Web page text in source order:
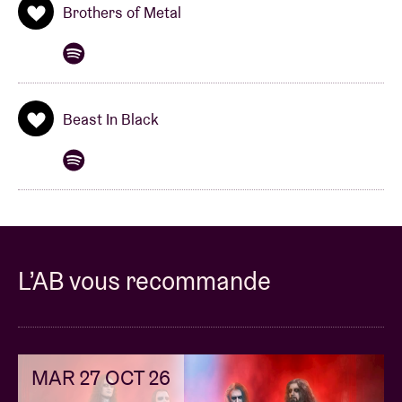
Brothers of Metal
Beast In Black
L’AB vous recommande
MAR 27 OCT 26